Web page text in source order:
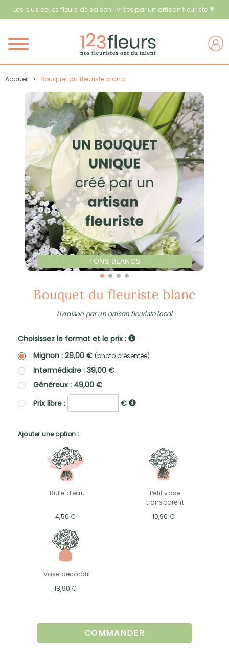
Les plus belles fleurs de saison livrées par un artisan fleuriste 💐
Menu
Accueil > Bouquet du fleuriste blanc
TONS BLANCS
Bouquet du fleuriste blanc
Livraison par un artisan fleuriste local
Choisissez le format et le prix :
Mignon : 29,00 € (photo présentée)
Intermédiaire : 39,00 €
Généreux : 49,00 €
Prix libre :
€
Ajouter une option :
Bulle d'eau
4,50 €
Petit vase
transparent
10,90 €
Vase décoratif
18,90 €
COMMANDER